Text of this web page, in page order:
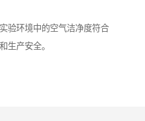
验环境中的空气洁净度符合
生产安全。